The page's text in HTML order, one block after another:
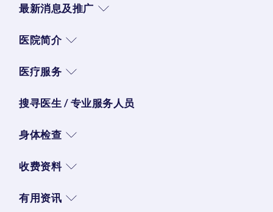
最新消息及推广
医院简介
医疗服务
搜寻医生 / 专业服务人员
身体检查
收费资料
有用资讯